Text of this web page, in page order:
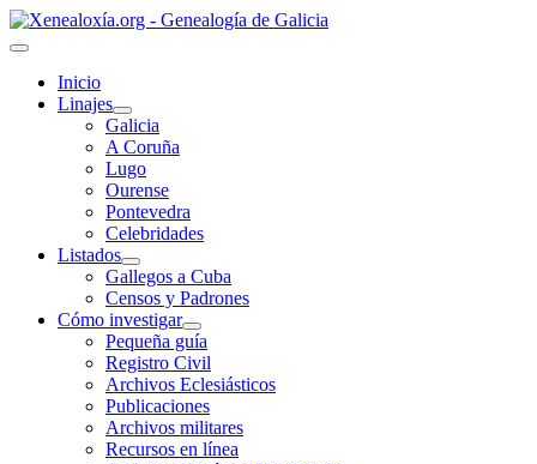
Inicio
Linajes
Galicia
A Coruña
Lugo
Ourense
Pontevedra
Celebridades
Listados
Gallegos a Cuba
Censos y Padrones
Cómo investigar
Pequeña guía
Registro Civil
Archivos Eclesiásticos
Publicaciones
Archivos militares
Recursos en línea